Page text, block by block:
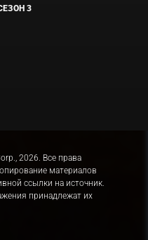
3
2026. Все права
материалов
ссылки на источник.
принадлежат их